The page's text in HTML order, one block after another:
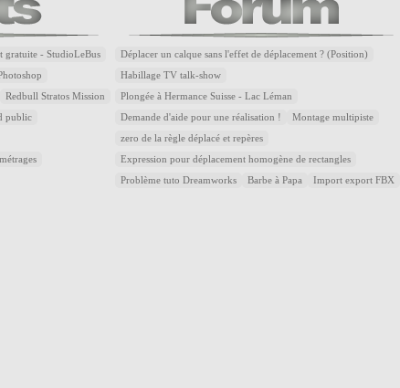
gratuite - StudioLeBus
Redbull Stratos Mission
public
Déplacer un calque sans l'effet de déplacement ? (Position)
Habillage TV talk-show
Plongée à Hermance Suisse - Lac Léman
Demande d'aide pour une réalisation ! Montage multipiste
zero de la règle déplacé et repères
Expression pour déplacement homogène de rectangles
Problème tuto Dreamworks Barbe à Papa Import export FBX